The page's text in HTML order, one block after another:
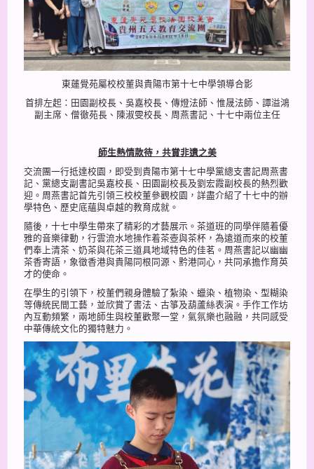
東蓮覺苑屬校校董與貴陽市第十七中學領導合影
首排左起：田園副校長、吳嘉校長、傳燈法師、惟晟法師、譚溢鴻
副主席、僧徹苑長、陳淑雯校長、周燕書記、十七中兩位主任
師生熱情款待，共賞非遺之美
交流團一行抵達校園，即受到貴陽市第十七中學黨總支書記周燕書
記、黨總支副書記吳嘉校長、田園副校長及劉宏霞副校長的熱烈歡
迎。周燕書記首先引領三校校董參觀校園，詳盡介紹了十七中的辦
學特色、歷史底蘊與卓越的教育成就。
隨後，十七中學生帶來了精彩的才藝展示。茶道班的同學伴隨着優
雅的音樂律動，行雲流水地操作着茶壺與茶杯，為遠道而來的校董
們奉上清茶、奶茶與花茶三道具地域特色的佳茗。周燕書記以幽幽
茶香寄語，象徵香港與貴陽同根同源、黔港同心，共同承擔作育英
才的使命。
在學生的引領下，校董們親身體驗了紮染、蠟染、植物染、型糊染
等傳統民間工藝，並欣賞了書法、古箏及葫蘆絲表演。手作工作坊
內互動頻繁，兩地師生與校董歡聚一堂，氣氛樂也融融，共同感受
中華傳統文化的獨特魅力。